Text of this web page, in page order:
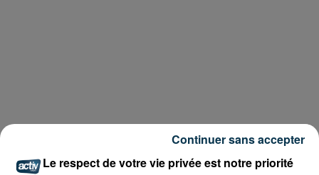
Le respect de votre vie privée est notre priorité
Continuer sans accepter